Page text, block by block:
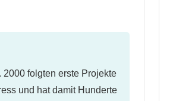
folgten erste Projekte
und hat damit Hunderte